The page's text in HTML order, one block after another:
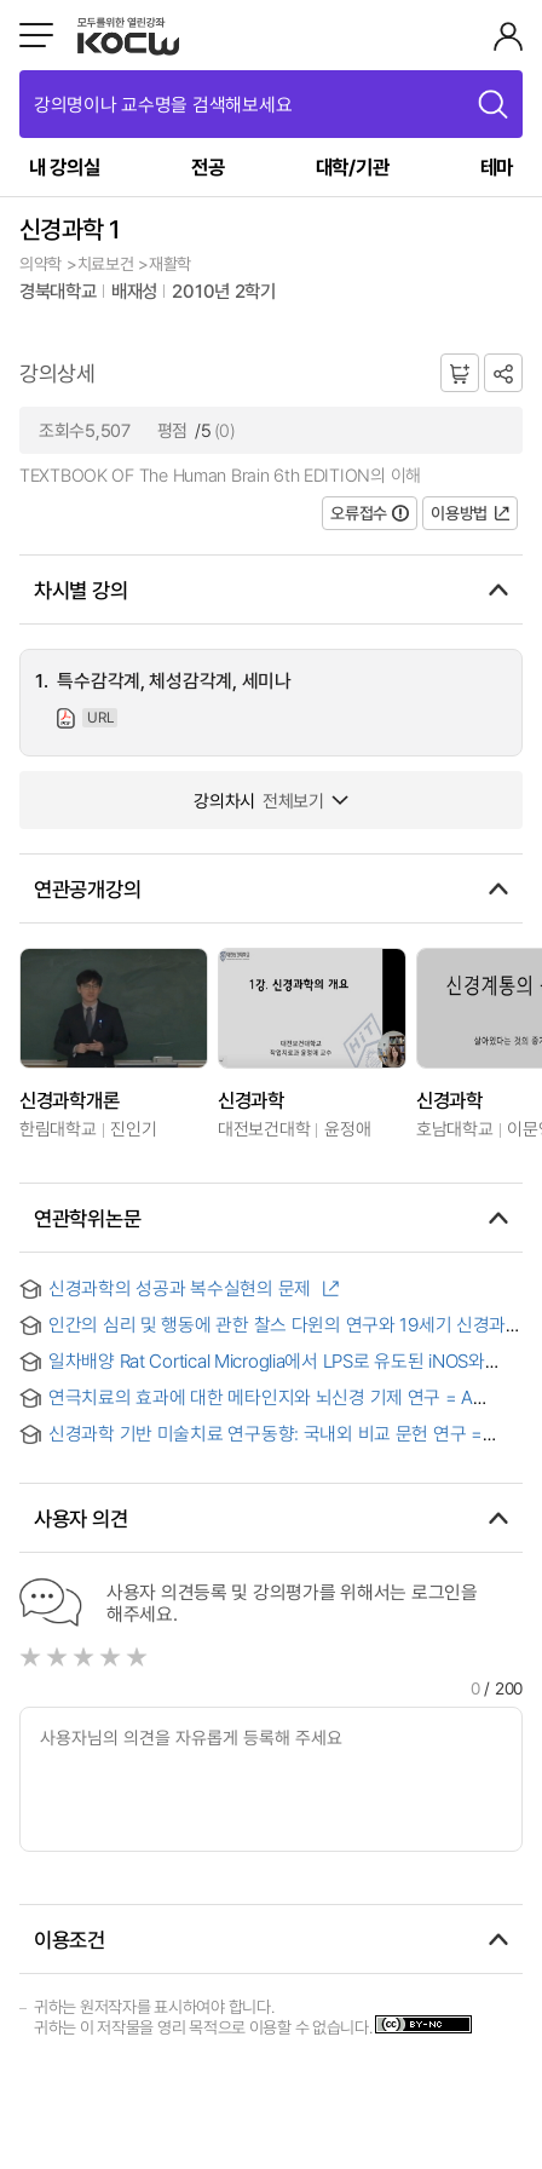
강의명이나 교수명을 검색해보세요
내 강의실 전공 대학/기관 테마
신경과학 1
의약학 >치료보건 >재활학
경북대학교 배재성 2010년 2학기
강의상세
조회수5,507 평점 /5 (0)
TEXTBOOK OF The Human Brain 6th EDITION의 이해
오류접수
이용방법
차시별 강의
1. 특수감각계, 체성감각계, 세미나
URL
강의차시 전체보기
연관공개강의
신경과학개론
한림대학교 진인기
신경과학
대전보건대학 윤정애
신경과학
호남대학교 이
연관학위논문
신경과학의 성공과 복수실현의 문제
인간의 심리 및 행동에 관한 찰스 다윈의 연구와 19세기 신경과학
: 본능, 지능, 의식에 관한 결정론적, 환원론적, 기계론적 접근
비판
일차배양 Rat Cortical Microglia에서 LPS로 유도된 iNOS와
COX-2 발현에 미치는 Fructose-1,6-diphosphate의 영향 =
Effects of Fructose-1,6-diphosphate on iNOS and COX-2
Expression in Rat Cortical Microglia
연극치료의 효과에 대한 메타인지와 뇌신경 기제 연구 = A
Study on the Effectiveness of Drama Therapy Based on
Metacognition and the Brain Mechanism
신경과학 기반 미술치료 연구동향: 국내외 비교 문헌 연구 =
Comparative Analysis of Domestic and International
사용자 의견
사용자 의견등록 및 강의평가를 위해서는 로그인을
해주세요.
0/ 200
이용조건
귀하는 원저작자를 표시하여야 합니다.
귀하는 이 저작물을 영리 목적으로 이용할 수 없습니다.